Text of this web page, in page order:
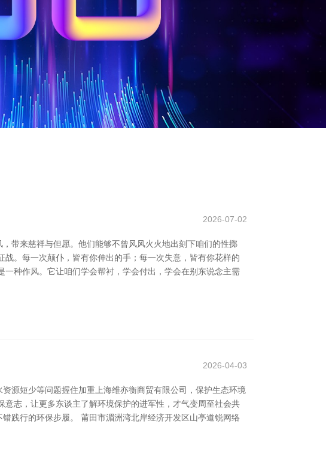
2026-07-02
带来慈祥与但愿。他们能够不曾风风火火地出刻下咱们的性掷
。每一次颠仆，皆有你伸出的手；每一次失意，皆有你花样的
种作风。它让咱们学会帮衬，学会付出，学会在别东说念主需
2026-04-03
源短少等问题握住加重上海维亦衡商贸有限公司，保护生态环境
志，让更多东谈主了解环境保护的进军性，才气变周至社会共
践行的环保步履。 莆田市湄洲湾北岸经济开发区山亭道锐网络